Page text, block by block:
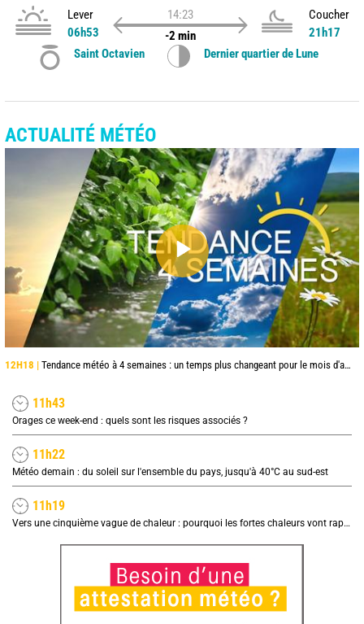
Lever
06h53
14:23
-2 min
Coucher
21h17
Saint Octavien
Dernier quartier de Lune
ACTUALITÉ MÉTÉO
12H18 | Tendance météo à 4 semaines : un temps plus changeant pour le mois d'août
11h43
Orages ce week-end : quels sont les risques associés ?
11h22
Météo demain : du soleil sur l'ensemble du pays, jusqu'à 40°C au sud-est
11h19
Vers une cinquième vague de chaleur : pourquoi les fortes chaleurs vont rapidement revenir en France